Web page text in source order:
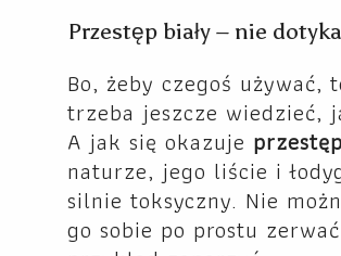
Przestęp biały – nie
Bo, żeby czegoś używać,
trzeba jeszcze wiedzieć,
A jak się okazuje przestęp
naturze, jego liście i
silnie toksyczny. Nie
go sobie po prostu